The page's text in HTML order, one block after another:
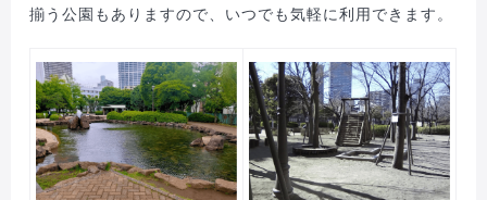
揃う公園もありますので、いつでも気軽に利用できます。